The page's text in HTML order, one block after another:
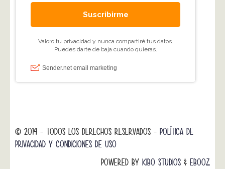
© 2014 - TODOS LOS DERECHOS RESERVADOS - POLÍTICA DE
PRIVACIDAD Y CONDICIONES DE USO
POWERED BY KIBO STUDIOS & EBOOZ